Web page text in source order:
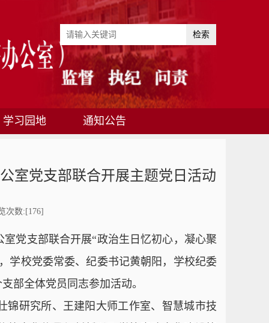
检索
学习园地 通知公告
室党支部联合开展主题党日活动
次数:[176]
党支部联合开展“政治生日忆初心，凝心聚
学校党委常委、纪委书记黄朝阳，学校纪委
部全体党员同志参加活动。
锦研究所、王建阳大师工作室、智慧城市技